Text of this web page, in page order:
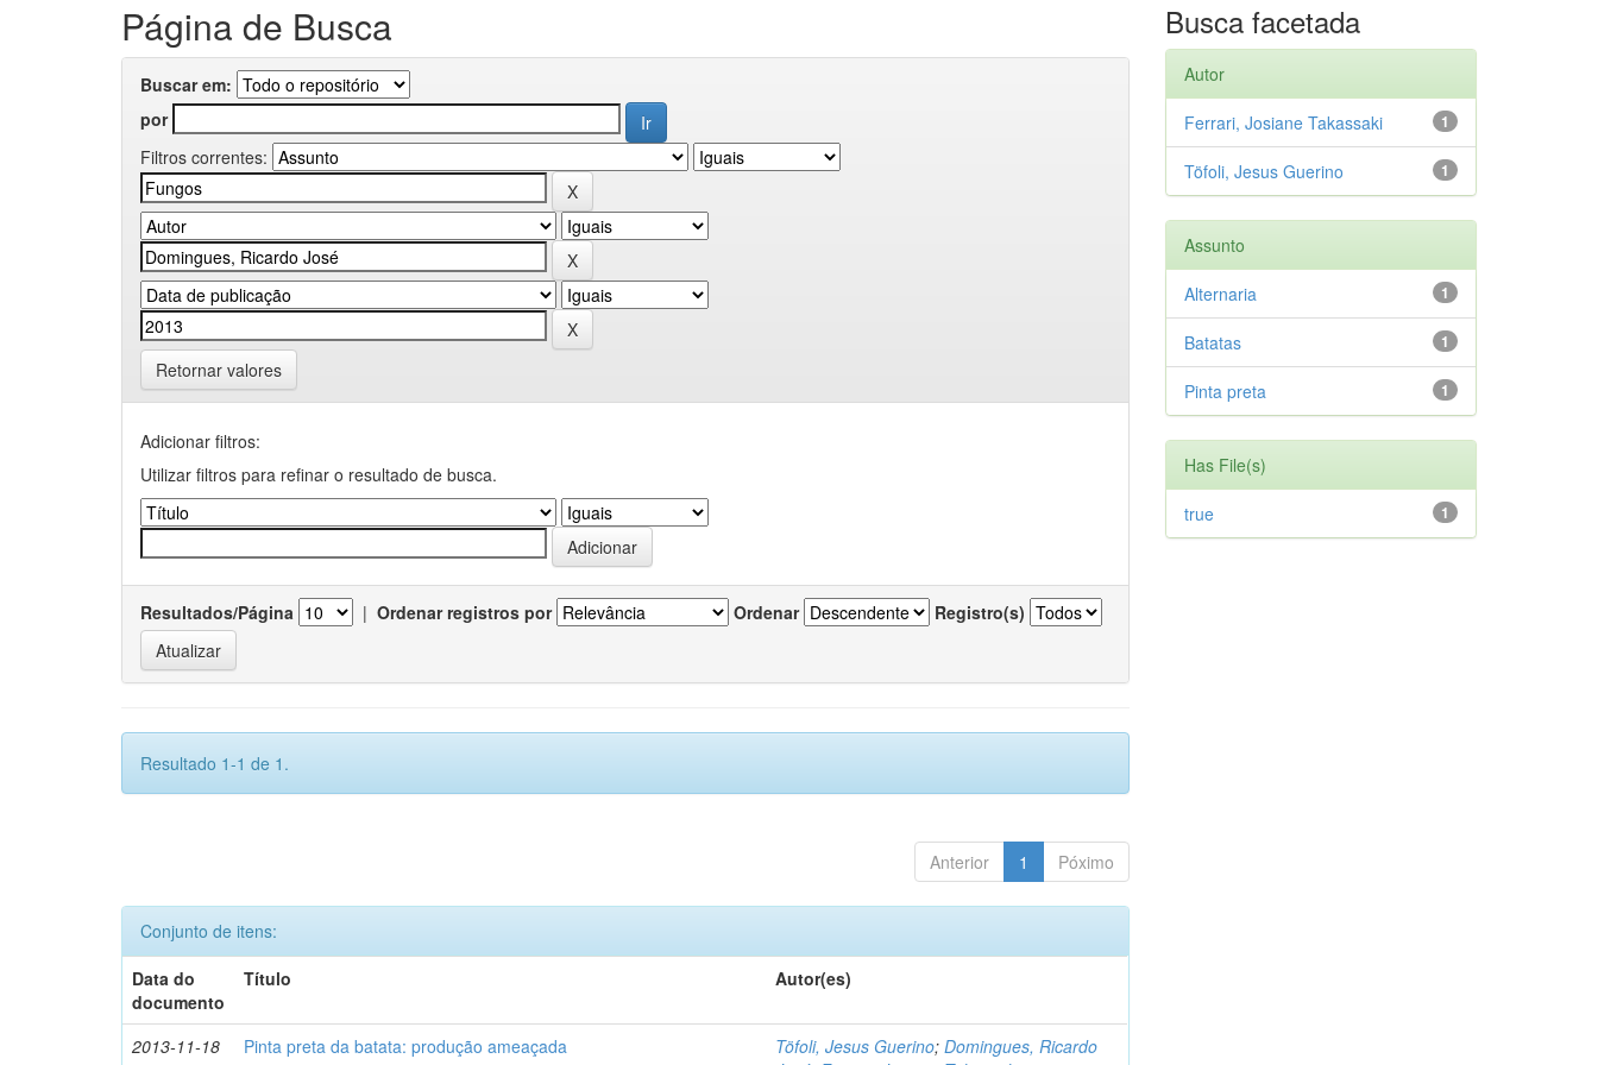
Página de Busca
Buscar em:
por
Filtros correntes:
Retornar valores
Adicionar filtros:
Utilizar filtros para refinar o resultado de busca.
Resultados/Página | Ordenar registros por Ordenar Registro(s)
Resultado 1-1 de 1.
Anterior 1 Póximo
Conjunto de itens:
Data do
documento
Título Autor(es)
2013-11-18 Pinta preta da batata: produção ameaçada Töfoli, Jesus Guerino;Domingues, Ricardo
Busca facetada
Autor
1
Ferrari, Josiane Takassaki
1
Töfoli, Jesus Guerino
Assunto
1
Alternaria
1
Batatas
1
Pinta preta
Has File(s)
1
true